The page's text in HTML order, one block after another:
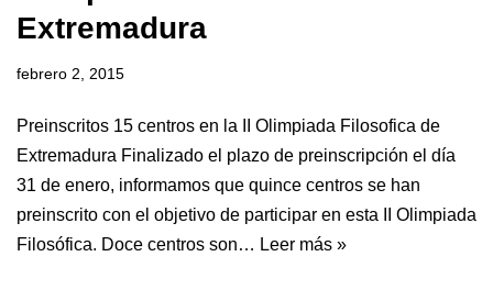
Extremadura
febrero 2, 2015
Preinscritos 15 centros en la II Olimpiada Filosofica de
Extremadura Finalizado el plazo de preinscripción el día
31 de enero, informamos que quince centros se han
preinscrito con el objetivo de participar en esta II Olimpiada
Filosófica. Doce centros son… Leer más »